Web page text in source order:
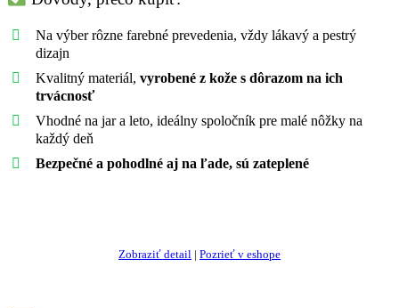
Na výber rôzne farebné prevedenia, vždy lákavý a pestrý
dizajn
Kvalitný materiál, vyrobené z kože s dôrazom na ich
trvácnosť
Vhodné na jar a leto, ideálny spoločník pre malé nôžky na
každý deň
Bezpečné a pohodlné aj na ľade, sú zateplené
Zobraziť detail | Pozrieť v eshope